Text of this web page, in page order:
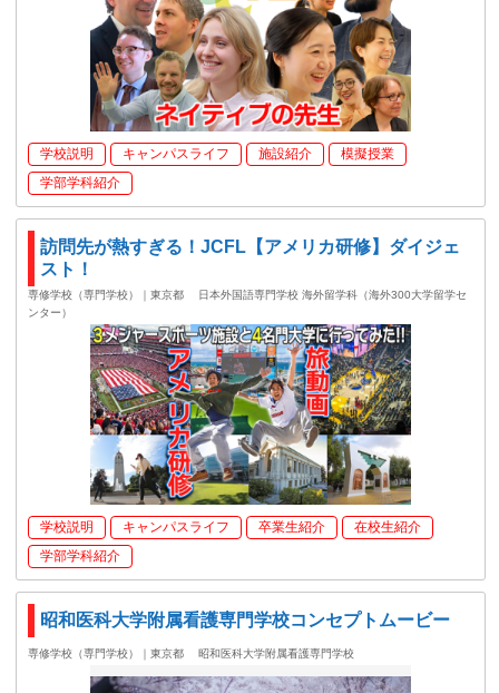
学校説明 キャンパスライフ 施設紹介
模擬授業
学部学科紹介
訪問先が熱すぎる！JCFL【アメリカ研修】ダイジェ
スト！
専修学校（専門学校）｜東京都
日本外国語専門学校 海外留学科（海外300大学留学セ
ンター）
学校説明 キャンパスライフ 卒業生紹介
在校生紹介
学部学科紹介
昭和医科大学附属看護専門学校コンセプトムービー
専修学校（専門学校）｜東京都 昭和医科大学附属看護専門学校